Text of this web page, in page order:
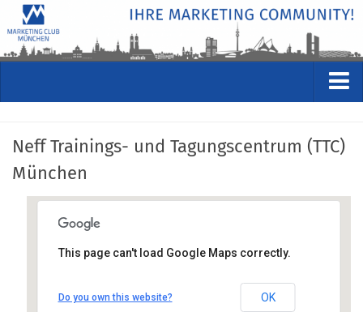
Kommende Veranstaltungen
Rückblicke
Veranstaltungsformate
Neff Trainings- und Tagungscentrum (TTC)
München
Neff Trainings- und
Tagungscentrum (TTC)
Arabellastraße 30a, 81925 München
This page can't load Google Maps correctly.
Do you own this website? OK